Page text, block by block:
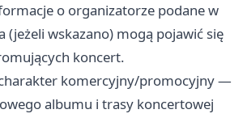
o organizatorze podane w
(jeżeli wskazano) mogą pojawić się
koncert.
komercyjny/promocyjny —
albumu i trasy koncertowej